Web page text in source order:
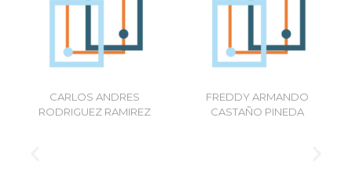
More
CARLOS ANDRES
RODRIGUEZ RAMIREZ
More
FREDDY ARMANDO
CASTAÑO PINEDA